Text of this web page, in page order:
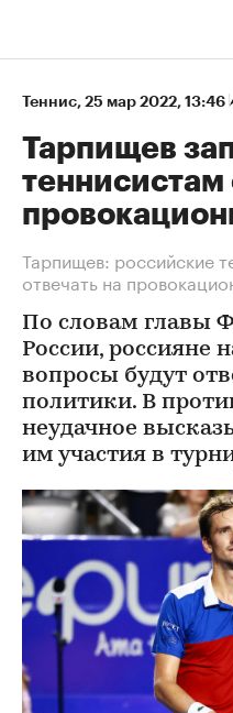
Теннис⁠, 25 мар 2022, 13:46
Тарпищев
теннисистам
Тарпищев: российские
отвечать на
По словам главы
России, россияне
вопросы будут
политики. В
неудачное
им участия в